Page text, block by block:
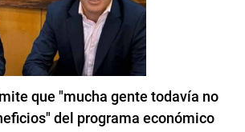
que "mucha gente todavía no
del programa económico